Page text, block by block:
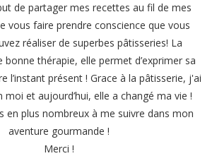
de partager mes recettes au fil de mes
vous faire prendre conscience que vous
réaliser de superbes pâtisseries! La
bonne thérapie, elle permet d’exprimer sa
l’instant présent ! Grace à la pâtisserie, j'ai
moi et aujourd’hui, elle a changé ma vie !
en plus nombreux à me suivre dans mon
aventure gourmande !
Merci !